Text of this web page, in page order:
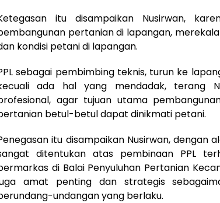
itu disampaikan Nusirwan,
pertanian di lapangan,
kondisi petani di lapangan.
sebagai pembimbing teknis, turun ke
ada hal yang mendadak, terang
agar tujuan utama
betul-betul dapat dinikmati petani.
itu disampaikan Nusirwan, dengan
ditentukan atas pembinaan PPL
di Balai Penyuluhan Pertanian
amat penting dan strategis
undangan yang berlaku.